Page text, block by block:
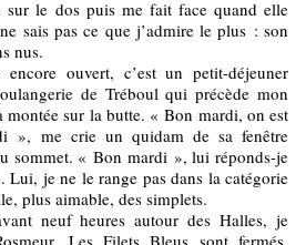
sur le dos puis me fait face quand elle
sais pas ce que j’admire le plus : son
nus.
ouvert, c’est un petit-déjeuner
de Tréboul qui précède mon
montée sur la butte. « Bon mardi, on est
», me crie un quidam de sa fenêtre
sommet. « Bon mardi », lui réponds-je
Lui, je ne le range pas dans la catégorie
plus aimable, des simplets.
neuf heures autour des Halles, je
Les Filets Bleus sont fermés.